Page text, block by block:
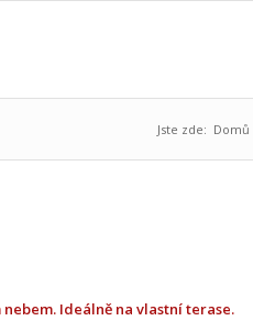
Jste zde: Domů
Ideálně na vlastní terase.